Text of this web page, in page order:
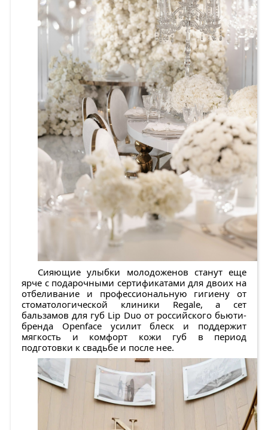
Сияющие улыбки молодоженов станут еще
ярче с подарочными сертификатами для двоих на
отбеливание и профессиональную гигиену от
стоматологической клиники Regale, а сет
бальзамов для губ Lip Duo от российского бьюти-
бренда Openface усилит блеск и поддержит
мягкость и комфорт кожи губ в период
подготовки к свадьбе и после нее.